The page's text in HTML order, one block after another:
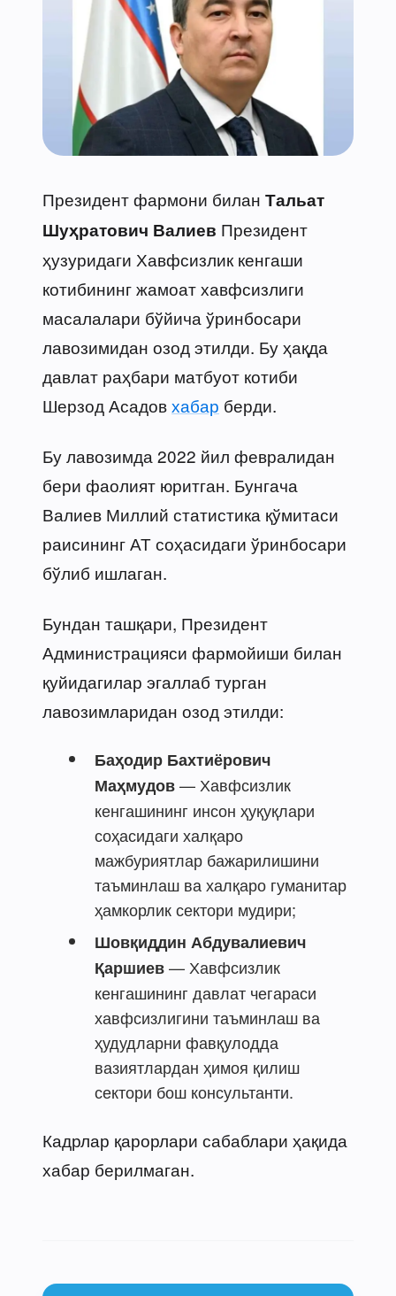
Президент фармони билан Тальат
Шуҳратович Валиев Президент
ҳузуридаги Хавфсизлик кенгаши
котибининг жамоат хавфсизлиги
масалалари бўйича ўринбосари
лавозимидан озод этилди. Бу ҳақда
давлат раҳбари матбуот котиби
Шерзод Асадовхабар берди.
Бу лавозимда 2022 йил февралидан
бери фаолият юритган. Бунгача
Валиев Миллий статистика қўмитаси
раисининг АТ соҳасидаги ўринбосари
бўлиб ишлаган.
Бундан ташқари, Президент
Администрацияси фармойиши билан
қуйидагилар эгаллаб турган
лавозимларидан озод этилди:
Баҳодир Бахтиёрович
Маҳмудов— Хавфсизлик
кенгашининг инсон ҳуқуқлари
соҳасидаги халқаро
мажбуриятлар бажарилишини
таъминлаш ва халқаро гуманитар
ҳамкорлик сектори мудири;
Шовқиддин Абдувалиевич
Қаршиев— Хавфсизлик
кенгашининг давлат чегараси
хавфсизлигини таъминлаш ва
ҳудудларни фавқулодда
вазиятлардан ҳимоя қилиш
сектори бош консультанти.
Кадрлар қарорлари сабаблари ҳақида
хабар берилмаган.